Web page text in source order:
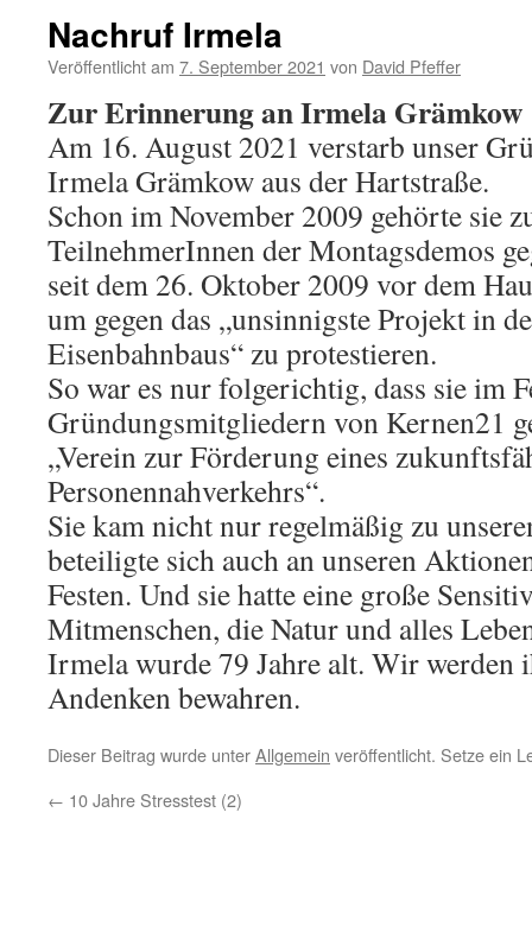
Nachruf Irmela
Veröffentlicht am 7. September 2021 von David Pfeffer
Zur Erinnerung an Irmela Grämkow
Am 16. August 2021 verstarb unser
Irmela Grämkow aus der Hartstraße.
Schon im November 2009 gehörte sie
TeilnehmerInnen der Montagsdemos
seit dem 26. Oktober 2009 vor dem
um gegen das „unsinnigste Projekt in
Eisenbahnbaus“ zu protestieren.
So war es nur folgerichtig, dass sie im
Gründungsmitgliedern von Kernen21
„Verein zur Förderung eines
Personennahverkehrs“.
Sie kam nicht nur regelmäßig zu
beteiligte sich auch an unseren
Festen. Und sie hatte eine große
Mitmenschen, die Natur und alles
Irmela wurde 79 Jahre alt. Wir werden
Andenken bewahren.
Dieser Beitrag wurde unterAllgemein veröffentlicht. Setze ein
← 10 Jahre Stresstest (2)